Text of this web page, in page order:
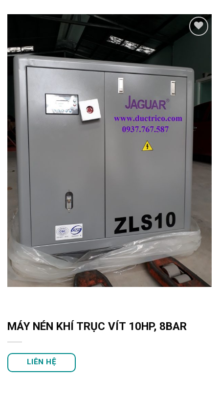
Wishlist
MÁY NÉN KHÍ TRỤC VÍT 10HP, 8BAR
LIÊN HỆ